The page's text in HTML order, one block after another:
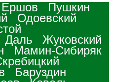
Ершов
Пушкин
Одоевский
Даль
Жуковский
Мамин-Сибиряк
Баруздин